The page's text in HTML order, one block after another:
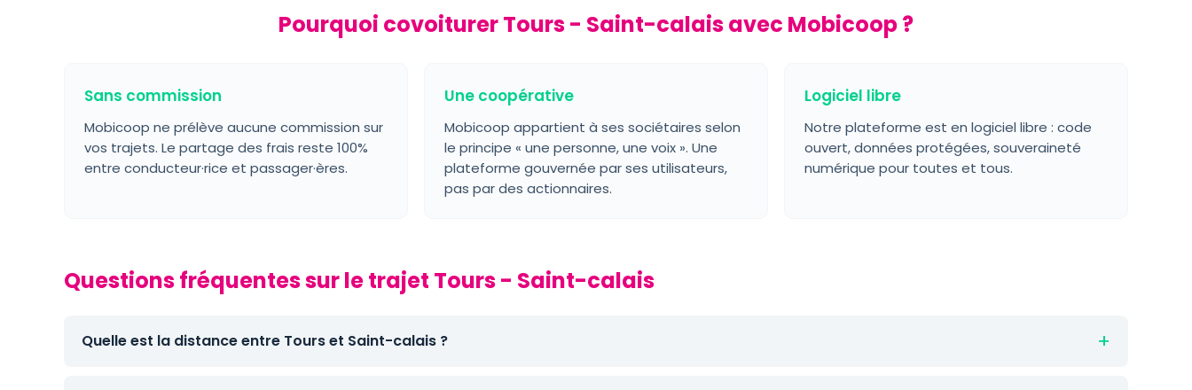
Pourquoi covoiturer Tours - Saint-calais avec Mobicoop ?
Sans commission
Mobicoop ne prélève aucune commission sur
vos trajets. Le partage des frais reste 100%
entre conducteur·rice et passager·ères.
Une coopérative
Mobicoop appartient à ses sociétaires selon
le principe « une personne, une voix ». Une
plateforme gouvernée par ses utilisateurs,
pas par des actionnaires.
Logiciel libre
Notre plateforme est en logiciel libre : code
ouvert, données protégées, souveraineté
numérique pour toutes et tous.
Questions fréquentes sur le trajet Tours - Saint-calais
Quelle est la distance entre Tours et Saint-calais ?